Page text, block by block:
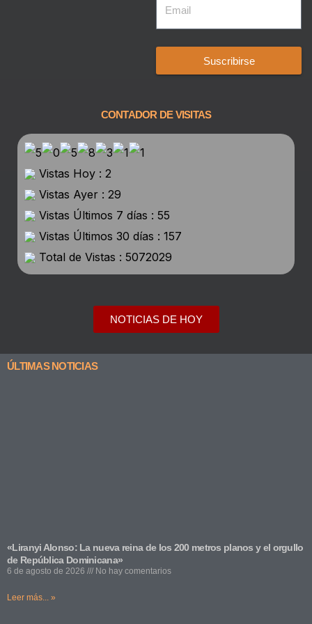
Suscribirse
CONTADOR DE VISITAS
Vistas Hoy : 2
Vistas Ayer : 29
Vistas Últimos 7 días : 55
Vistas Últimos 30 días : 157
Total de Vistas : 5072029
NOTICIAS DE HOY
ÚLTIMAS NOTICIAS
«Liranyi Alonso: La nueva reina de los 200 metros planos y el orgullo
de República Dominicana»
6 de agosto de 2026 No hay comentarios
Leer más... »